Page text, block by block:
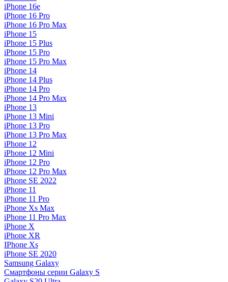
iPhone 16e
iPhone 16 Pro
iPhone 16 Pro Max
iPhone 15
iPhone 15 Plus
iPhone 15 Pro
iPhone 15 Pro Max
iPhone 14
iPhone 14 Plus
iPhone 14 Pro
iPhone 14 Pro Max
iPhone 13
iPhone 13 Mini
iPhone 13 Pro
iPhone 13 Pro Max
iPhone 12
iPhone 12 Mini
iPhone 12 Pro
iPhone 12 Pro Max
iPhone SE 2022
iPhone 11
iPhone 11 Pro
iPhone Xs Max
iPhone 11 Pro Max
iPhone X
iPhone XR
IPhone Xs
iPhone SE 2020
Samsung Galaxy
Смартфоны серии Galaxy S